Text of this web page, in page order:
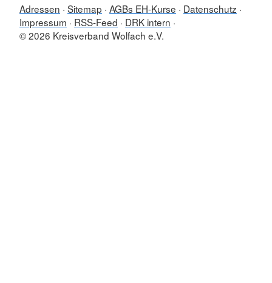
Adressen Sitemap AGBs EH-Kurse
Datenschutz
Impressum
RSS-Feed
DRK intern
© 2026 Kreisverband Wolfach e.V.